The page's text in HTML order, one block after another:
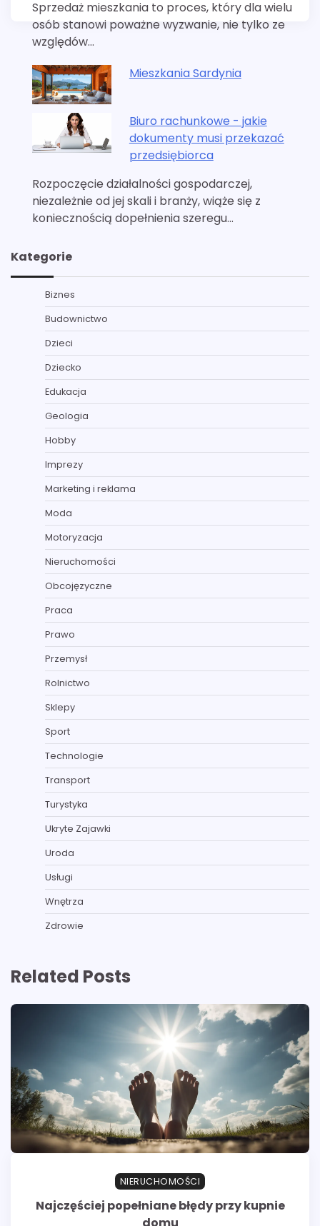
Sprzedaż mieszkania to proces, który dla wielu
osób stanowi poważne wyzwanie, nie tylko ze
względów…
Mieszkania Sardynia
Biuro rachunkowe - jakie
dokumenty musi przekazać
przedsiębiorca
Rozpoczęcie działalności gospodarczej,
niezależnie od jej skali i branży, wiąże się z
koniecznością dopełnienia szeregu…
Kategorie
Biznes
Budownictwo
Dzieci
Dziecko
Edukacja
Geologia
Hobby
Imprezy
Marketing i reklama
Moda
Motoryzacja
Nieruchomości
Obcojęzyczne
Praca
Prawo
Przemysł
Rolnictwo
Sklepy
Sport
Technologie
Transport
Turystyka
Ukryte Zajawki
Uroda
Usługi
Wnętrza
Zdrowie
Related Posts
NIERUCHOMOŚCI
Najczęściej popełniane błędy przy kupnie